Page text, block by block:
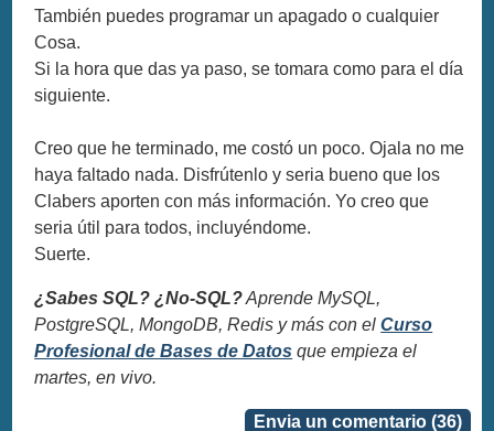
También puedes programar un apagado o cualquier
Cosa.
Si la hora que das ya paso, se tomara como para el día
siguiente.
Creo que he terminado, me costó un poco. Ojala no me
haya faltado nada. Disfrútenlo y seria bueno que los
Clabers aporten con más información. Yo creo que
seria útil para todos, incluyéndome.
Suerte.
¿Sabes SQL? ¿No-SQL?Aprende MySQL,
PostgreSQL, MongoDB, Redis y más con elCurso
Profesional de Bases de Datos que empieza el
martes, en vivo.
Envia un comentario (36)